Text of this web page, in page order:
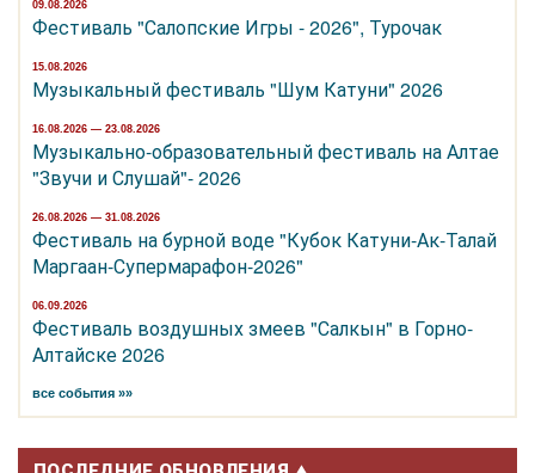
09.08.2026
Фестиваль "Салопские Игры - 2026", Турочак
15.08.2026
Музыкальный фестиваль "Шум Катуни" 2026
16.08.2026 — 23.08.2026
Музыкально-образовательный фестиваль на Алтае
"Звучи и Слушай"- 2026
26.08.2026 — 31.08.2026
Фестиваль на бурной воде "Кубок Катуни-Ак-Талай
Маргаан-Супермарафон-2026"
06.09.2026
Фестиваль воздушных змеев "Салкын" в Горно-
Алтайске 2026
все события »»